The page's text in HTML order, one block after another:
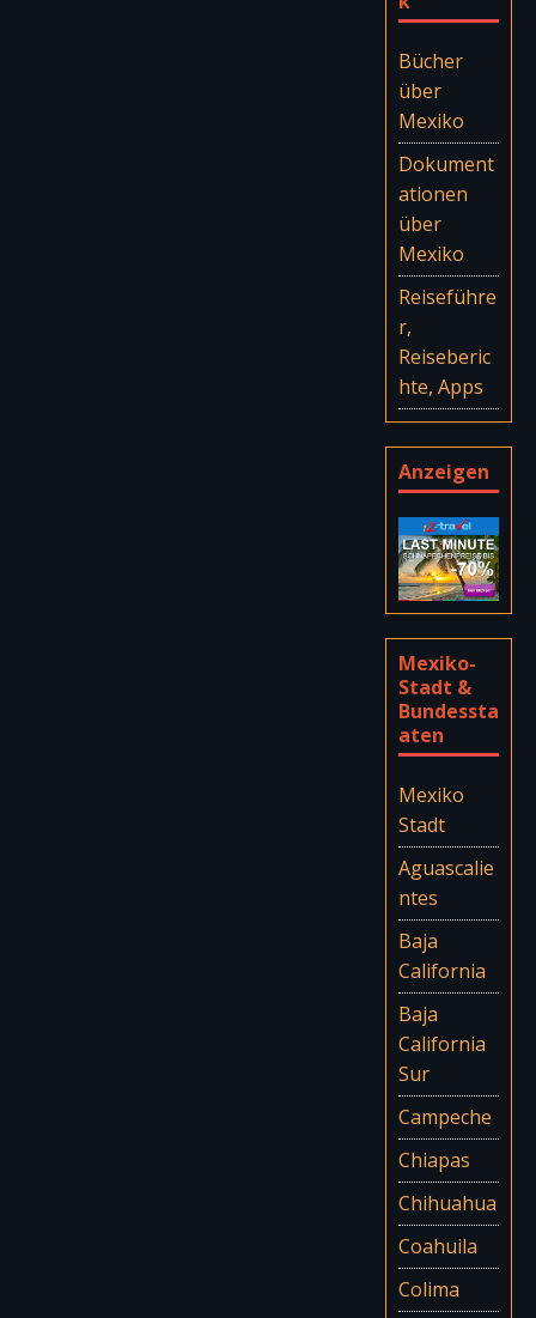
Bücher
über
Mexiko
Dokument
ationen
über
Mexiko
Reiseführe
r,
Reiseberic
hte, Apps
Anzeigen
Mexiko-
Stadt &
Bundessta
aten
Mexiko
Stadt
Aguascalie
ntes
Baja
California
Baja
California
Sur
Campeche
Chiapas
Chihuahua
Coahuila
Colima